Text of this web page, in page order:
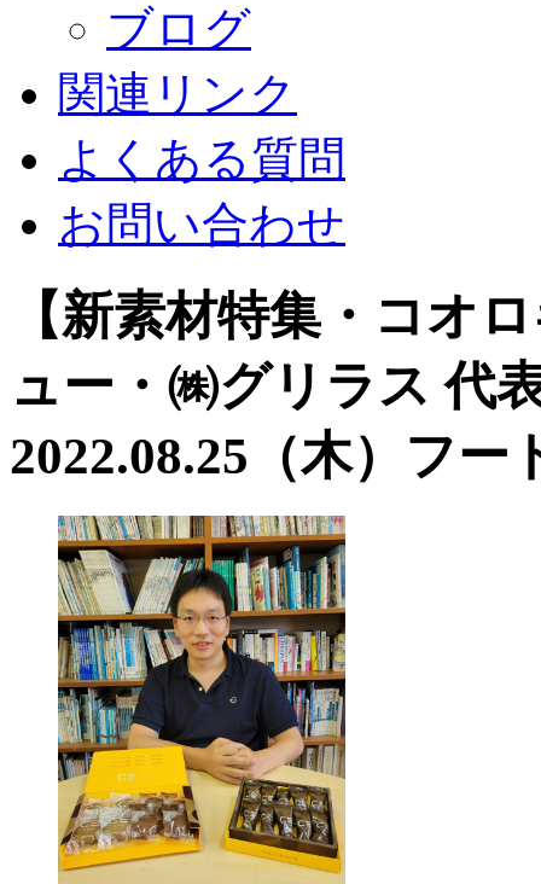
ブログ
関連リンク
よくある質問
お問い合わせ
【新素材特集・コオ
ュー・㈱グリラス 代
2022.08.25（木） フー